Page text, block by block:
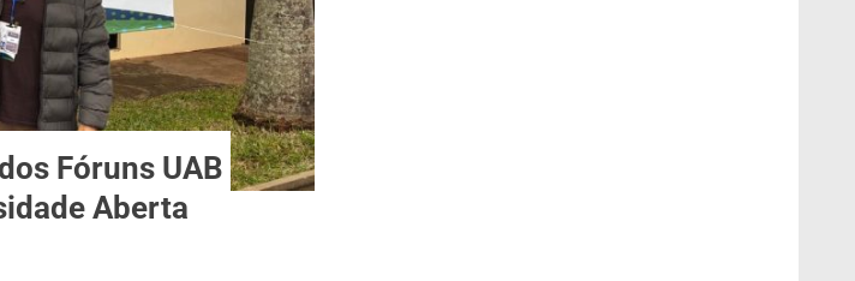
Fóruns UAB
Aberta